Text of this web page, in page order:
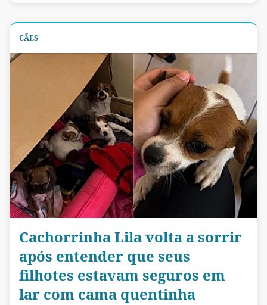
CÃES
Cachorrinha Lila volta a sorrir
após entender que seus
filhotes estavam seguros em
lar com cama quentinha